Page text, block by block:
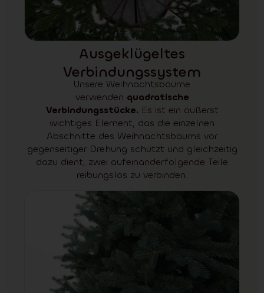
Ausgeklügeltes
Verbindungssystem
Unsere Weihnachtsbäume
verwenden quadratische
Verbindungsstücke. Es ist ein äußerst
wichtiges Element, das die einzelnen
Abschnitte des Weihnachtsbaums vor
gegenseitiger Drehung schützt und gleichzeitig
dazu dient, zwei aufeinanderfolgende Teile
reibungslos zu verbinden.